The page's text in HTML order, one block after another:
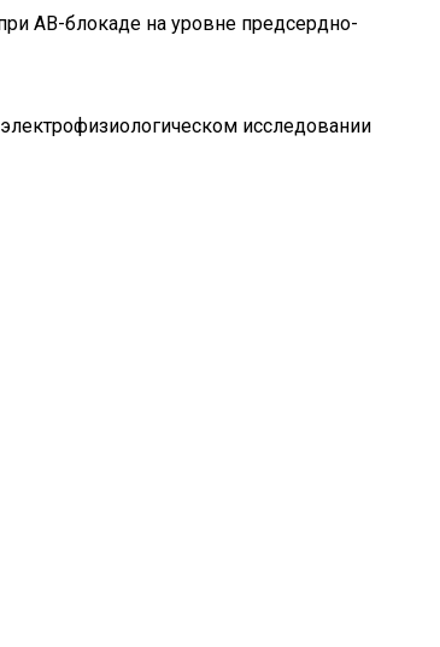
АВ-блокаде на уровне предсердно-
исследовании